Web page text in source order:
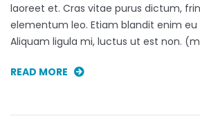
laoreet et. Cras vitae purus dictum,
elementum leo. Etiam blandit enim
Aliquam ligula mi, luctus ut est non.
READ MORE